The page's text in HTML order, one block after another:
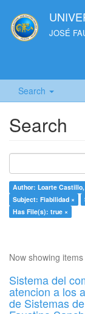
JOSÉ
Search
Search
Author: Loarte
Subject: Fiabilidad ×
Has File(s): true ×
Now showing
Sistema del
atencion a los
de Sistemas